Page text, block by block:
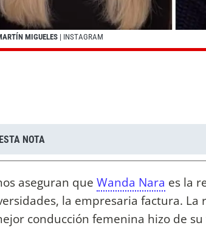
MIGUELES | INSTAGRAM
NOTA
aseguran que Wanda Nara es la
la empresaria factura.
conducción femenina hizo de